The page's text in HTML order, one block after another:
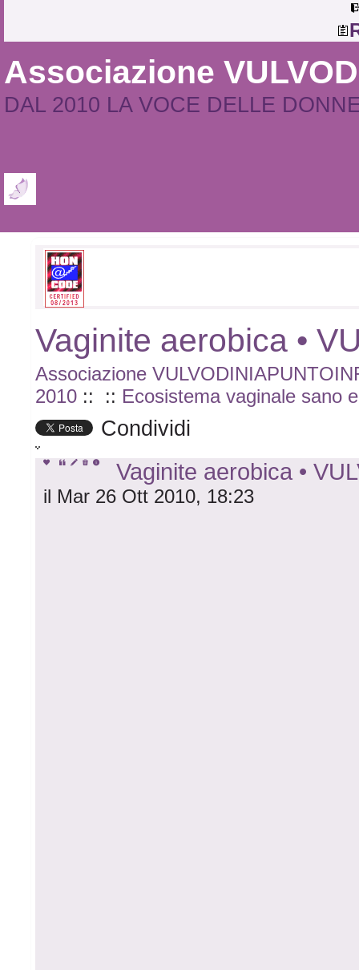
Associazione
DAL 2010 LA VOCE DELLE
Vaginite aerobica •
Associazione
2010 :: :: Ecosistema vaginale sano
Condividi
Vaginite aerobica •
il Mar 26 Ott 2010, 18:23